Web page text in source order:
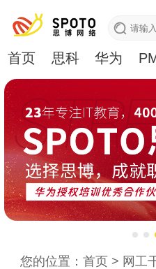
首页 思科 华为
您的位置：首页 > 网工